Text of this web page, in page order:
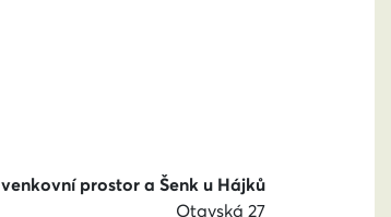
venkovní prostor a Šenk u Hájků
Otavská 27